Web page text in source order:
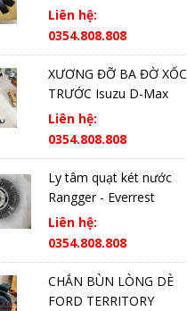
Liên hệ:
0354.808.808
XƯƠNG ĐỠ BA ĐỜ XỐC
TRƯỚC Isuzu D-Max
Liên hệ:
0354.808.808
Ly tâm quạt két nước
Rangger - Everrest
Liên hệ:
0354.808.808
CHẮN BÙN LÒNG DÈ
FORD TERRITORY